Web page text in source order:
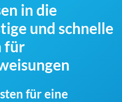
in die
und schnelle
für
für eine